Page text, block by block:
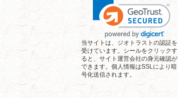
当サイトは、ジオトラストの認証を
受けています。シールをクリックす
ると、サイト運営会社の身元確認が
できます。個人情報はSSLにより暗
号化送信されます。